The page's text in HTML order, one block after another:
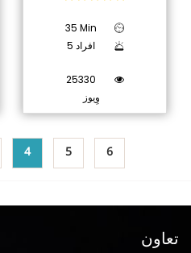
35 Min
5 افراد
25330
وِیوز
4 5 6
تعاون